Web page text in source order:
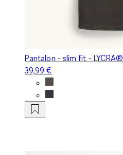
Pantalon - slim fit - LYCRA®
39,99 €